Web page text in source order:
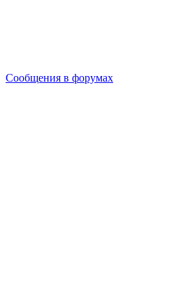
Сообщения в форумах